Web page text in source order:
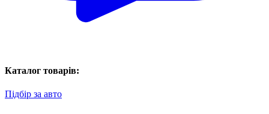
Каталог товарів:
Підбір за авто